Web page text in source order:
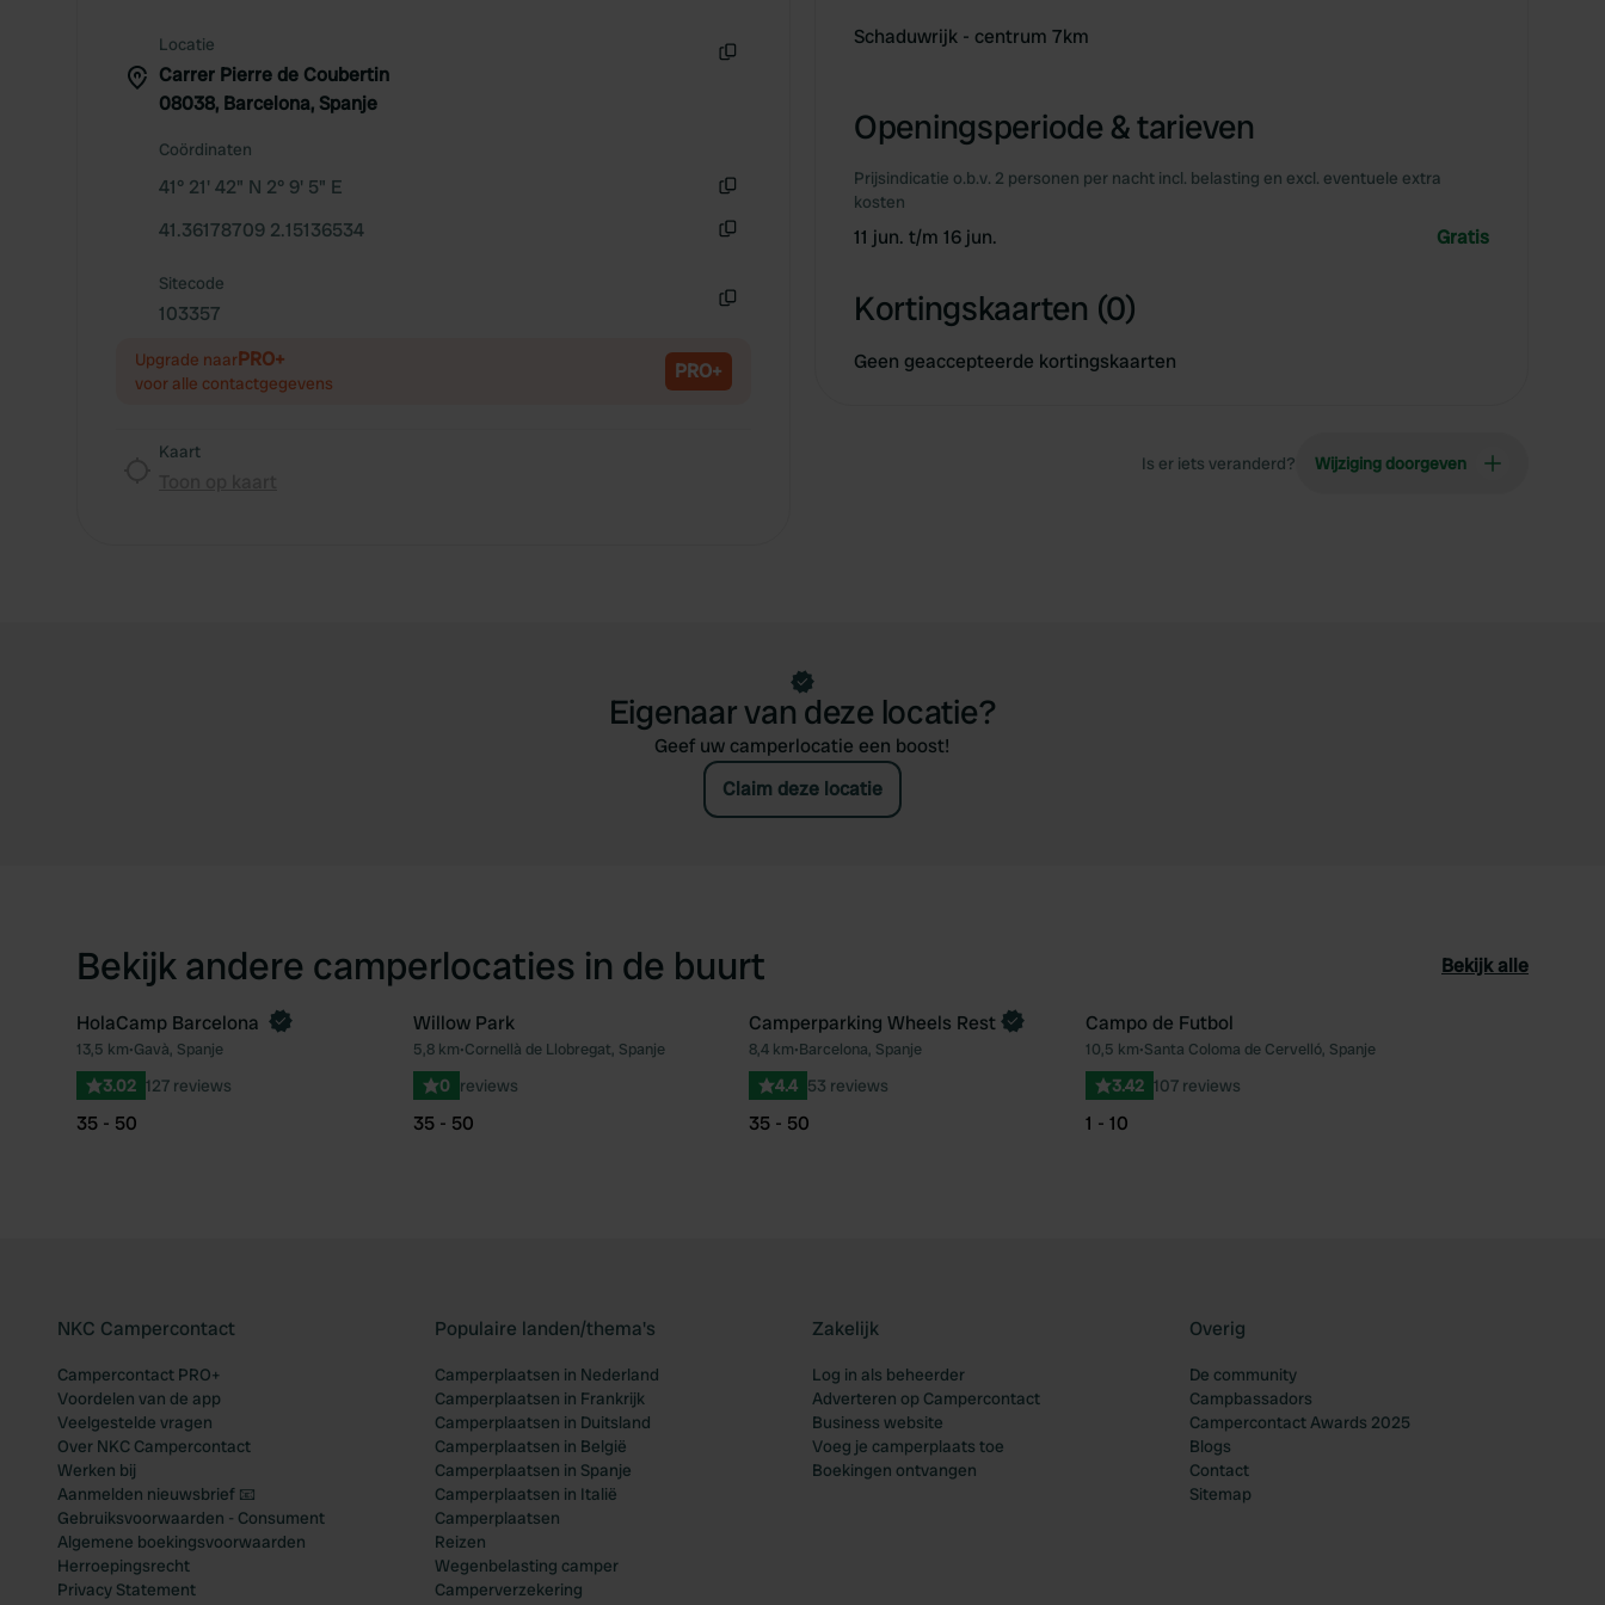
Locatie
Carrer Pierre de Coubertin
08038, Barcelona, Spanje
Coördinaten
41° 21' 42" N 2° 9' 5" E
41.36178709 2.15136534
Sitecode
103357
Upgrade naarPRO+
voor alle contactgegevens PRO+
Kaart
Schaduwrijk - centrum 7km
Openingsperiode & tarieven
Prijsindicatie o.b.v. 2 personen per nacht incl. belasting en excl. eventuele extra
kosten
11 jun. t/m 16 jun. Gratis
Kortingskaarten (0)
Geen geaccepteerde kortingskaarten
Is er iets veranderd? Wijziging doorgeven
Eigenaar van deze locatie?
Geef uw camperlocatie een boost!
Claim deze locatie
Bekijk andere camperlocaties in de buurt Bekijk alle
Favoriet
Boek direct
HolaCamp Barcelona
13,5 km•Gavà, Spanje
3.02 127 reviews
35 - 50
Favoriet
Willow Park
5,8 km•Cornellà de Llobregat, Spanje
0 reviews
35 - 50
Favoriet
Camperparking Wheels Rest
8,4 km•Barcelona, Spanje
4.4 53 reviews
35 - 50
Campo de Futbol
10,5 km•Santa Coloma de Cervelló, Spanje
3.42 107 reviews
1 - 10
NKC Campercontact
Campercontact PRO+
Voordelen van de app
Veelgestelde vragen
Over NKC Campercontact
Werken bij
Aanmelden nieuwsbrief 📧
Gebruiksvoorwaarden - Consument
Algemene boekingsvoorwaarden
Herroepingsrecht
Privacy Statement
Populaire landen/thema's
Camperplaatsen in Nederland
Camperplaatsen in Frankrijk
Camperplaatsen in Duitsland
Camperplaatsen in België
Camperplaatsen in Spanje
Camperplaatsen in Italië
Camperplaatsen
Reizen
Wegenbelasting camper
Camperverzekering
Zakelijk
Log in als beheerder
Adverteren op Campercontact
Business website
Voeg je camperplaats toe
Boekingen ontvangen
Overig
De community
Campbassadors
Campercontact Awards 2025
Blogs
Contact
Sitemap